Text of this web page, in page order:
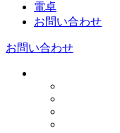
電卓
お問い合わせ
お問い合わせ